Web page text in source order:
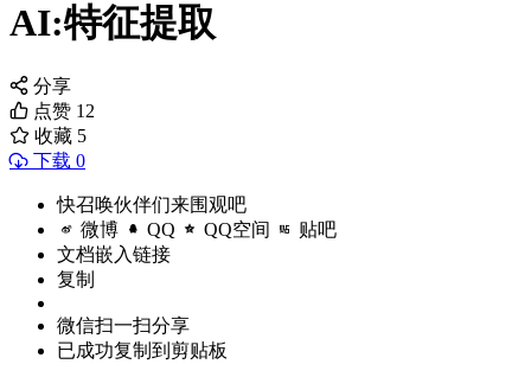
AI:特征提取
分享
点赞 12
收藏 5
下载 0
快召唤伙伴们来围观吧
微博 QQ QQ空间 贴吧
文档嵌入链接
复制
微信扫一扫分享
已成功复制到剪贴板